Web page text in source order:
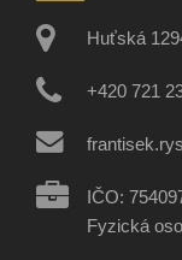
Huťská
+420 721
IČO:
Fyzická